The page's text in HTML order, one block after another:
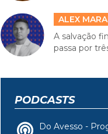
ALEX
A salvação
passa por
PODCASTS
Do Avesso -